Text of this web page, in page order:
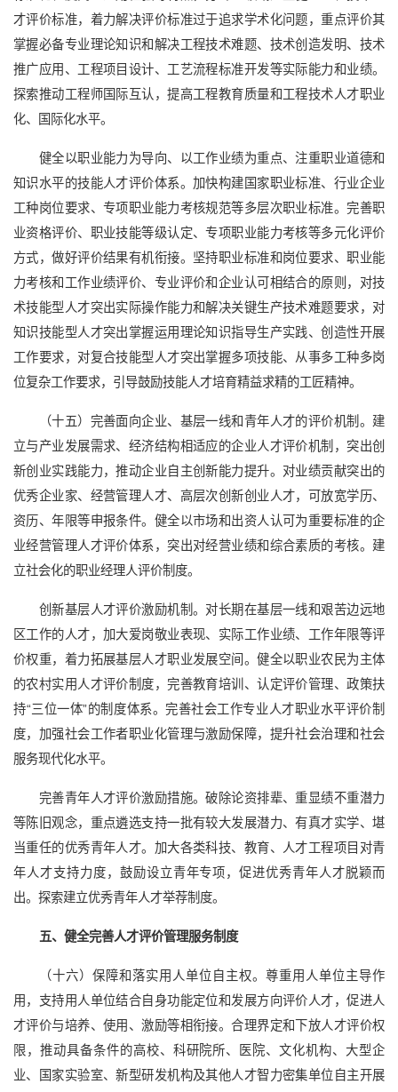
才评价标准，着力解决评价标准过于追求学术化问题，重点评价其
掌握必备专业理论知识和解决工程技术难题、技术创造发明、技术
推广应用、工程项目设计、工艺流程标准开发等实际能力和业绩。
探索推动工程师国际互认，提高工程教育质量和工程技术人才职业
化、国际化水平。
健全以职业能力为导向、以工作业绩为重点、注重职业道德和
知识水平的技能人才评价体系。加快构建国家职业标准、行业企业
工种岗位要求、专项职业能力考核规范等多层次职业标准。完善职
业资格评价、职业技能等级认定、专项职业能力考核等多元化评价
方式，做好评价结果有机衔接。坚持职业标准和岗位要求、职业能
力考核和工作业绩评价、专业评价和企业认可相结合的原则，对技
术技能型人才突出实际操作能力和解决关键生产技术难题要求，对
知识技能型人才突出掌握运用理论知识指导生产实践、创造性开展
工作要求，对复合技能型人才突出掌握多项技能、从事多工种多岗
位复杂工作要求，引导鼓励技能人才培育精益求精的工匠精神。
（十五）完善面向企业、基层一线和青年人才的评价机制。建
立与产业发展需求、经济结构相适应的企业人才评价机制，突出创
新创业实践能力，推动企业自主创新能力提升。对业绩贡献突出的
优秀企业家、经营管理人才、高层次创新创业人才，可放宽学历、
资历、年限等申报条件。健全以市场和出资人认可为重要标准的企
业经营管理人才评价体系，突出对经营业绩和综合素质的考核。建
立社会化的职业经理人评价制度。
创新基层人才评价激励机制。对长期在基层一线和艰苦边远地
区工作的人才，加大爱岗敬业表现、实际工作业绩、工作年限等评
价权重，着力拓展基层人才职业发展空间。健全以职业农民为主体
的农村实用人才评价制度，完善教育培训、认定评价管理、政策扶
持“三位一体”的制度体系。完善社会工作专业人才职业水平评价制
度，加强社会工作者职业化管理与激励保障，提升社会治理和社会
服务现代化水平。
完善青年人才评价激励措施。破除论资排辈、重显绩不重潜力
等陈旧观念，重点遴选支持一批有较大发展潜力、有真才实学、堪
当重任的优秀青年人才。加大各类科技、教育、人才工程项目对青
年人才支持力度，鼓励设立青年专项，促进优秀青年人才脱颖而
出。探索建立优秀青年人才举荐制度。
五、健全完善人才评价管理服务制度
（十六）保障和落实用人单位自主权。尊重用人单位主导作
用，支持用人单位结合自身功能定位和发展方向评价人才，促进人
才评价与培养、使用、激励等相衔接。合理界定和下放人才评价权
限，推动具备条件的高校、科研院所、医院、文化机构、大型企
业、国家实验室、新型研发机构及其他人才智力密集单位自主开展